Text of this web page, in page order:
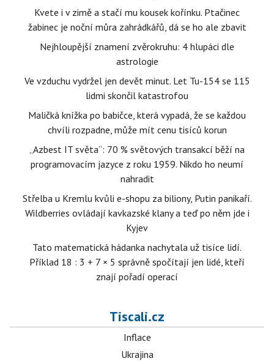
Kvete i v zimě a stačí mu kousek kořínku. Ptačinec
žabinec je noční můra zahrádkářů, dá se ho ale zbavit
Nejhloupější znamení zvěrokruhu: 4 hlupáci dle
astrologie
Ve vzduchu vydržel jen devět minut. Let Tu-154 se 115
lidmi skončil katastrofou
Maličká knížka po babičce, která vypadá, že se každou
chvíli rozpadne, může mít cenu tisíců korun
„Azbest IT světa“: 70 % světových transakcí běží na
programovacím jazyce z roku 1959. Nikdo ho neumí
nahradit
Střelba u Kremlu kvůli e-shopu za biliony, Putin panikaří.
Wildberries ovládají kavkazské klany a teď po něm jde i
Kyjev
Tato matematická hádanka nachytala už tisíce lidí.
Příklad 18 : 3 + 7 × 5 správně spočítají jen lidé, kteří
znají pořadí operací
Tiscali.cz
Inflace
Ukrajina